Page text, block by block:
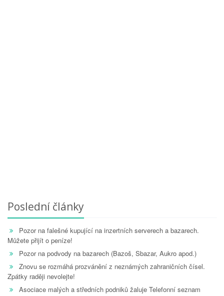
Poslední články
Pozor na falešné kupující na inzertních serverech a bazarech.
Můžete přijít o peníze!
Pozor na podvody na bazarech (Bazoš, Sbazar, Aukro apod.)
Znovu se rozmáhá prozvánění z neznámých zahraničních čísel.
Zpátky raději nevolejte!
Asociace malých a středních podniků žaluje Telefonní seznam